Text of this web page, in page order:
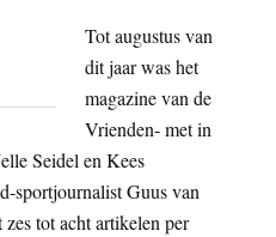
Tot augustus van
dit jaar was het
magazine van de
Vrienden- met in
Seidel en Kees
sportjournalist Guus van
tot acht artikelen per